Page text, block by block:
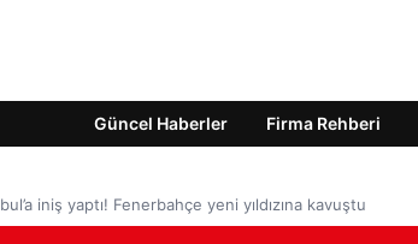
Güncel Haberler Firma Rehberi
iniş yaptı! Fenerbahçe yeni yıldızına kavuştu